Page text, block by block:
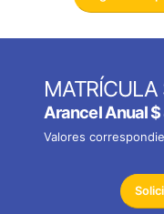
Arancel Anual$
Valores